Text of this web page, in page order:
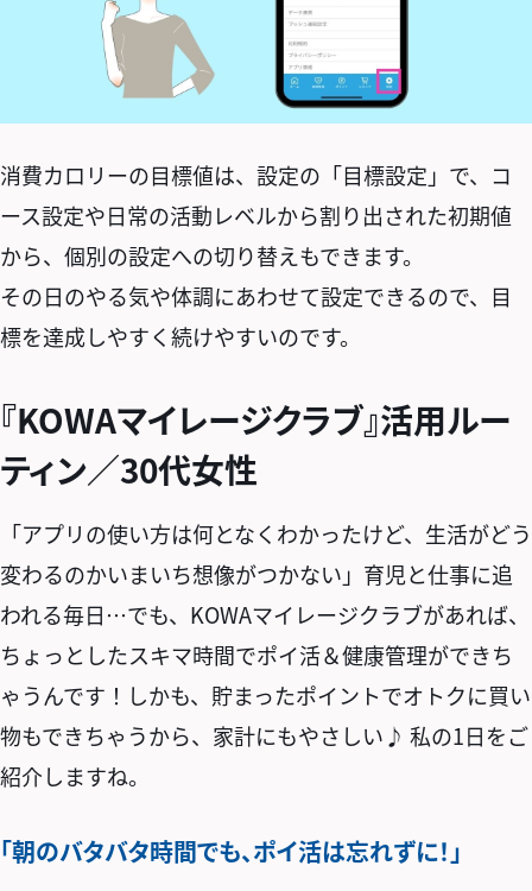
消費カロリーの目標値は、設定の「目標設定」で、コ
ース設定や日常の活動レベルから割り出された初期値
から、個別の設定への切り替えもできます。
その日のやる気や体調にあわせて設定できるので、目
標を達成しやすく続けやすいのです。
『KOWAマイレージクラブ』活用ルー
ティン／30代女性
「アプリの使い方は何となくわかったけど、生活がどう
変わるのかいまいち想像がつかない」育児と仕事に追
われる毎日…でも、KOWAマイレージクラブがあれば、
ちょっとしたスキマ時間でポイ活＆健康管理ができち
ゃうんです！しかも、貯まったポイントでオトクに買い
物もできちゃうから、家計にもやさしい♪ 私の1日をご
紹介しますね。
「朝のバタバタ時間でも、ポイ活は忘れずに！」